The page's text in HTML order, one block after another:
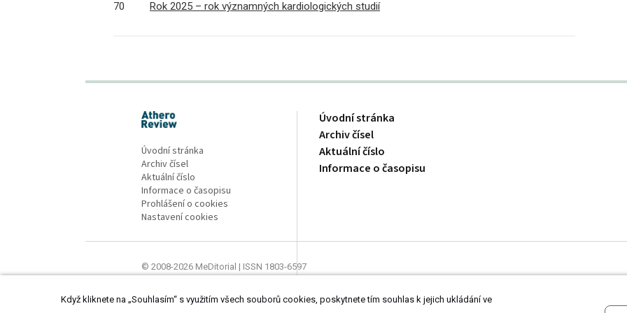
70 Rok 2025 – rok významných kardiologických studií
Úvodní stránka
Archiv čísel
Aktuální číslo
Informace o časopisu
Prohlášení o cookies
Nastavení cookies
Úvodní stránka
Archiv čísel
Aktuální číslo
Informace o časopisu
© 2008-2026 MeDitorial | ISSN 1803-6597
Když kliknete na „Souhlasím“ s využitím všech souborů cookies, poskytnete tím souhlas k jejich ukládání ve